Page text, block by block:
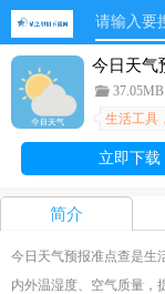
今日天气
37.05MB
生活工具
立即下载
简介
今日天气预报准点查是生
内外温湿度、空气质量，